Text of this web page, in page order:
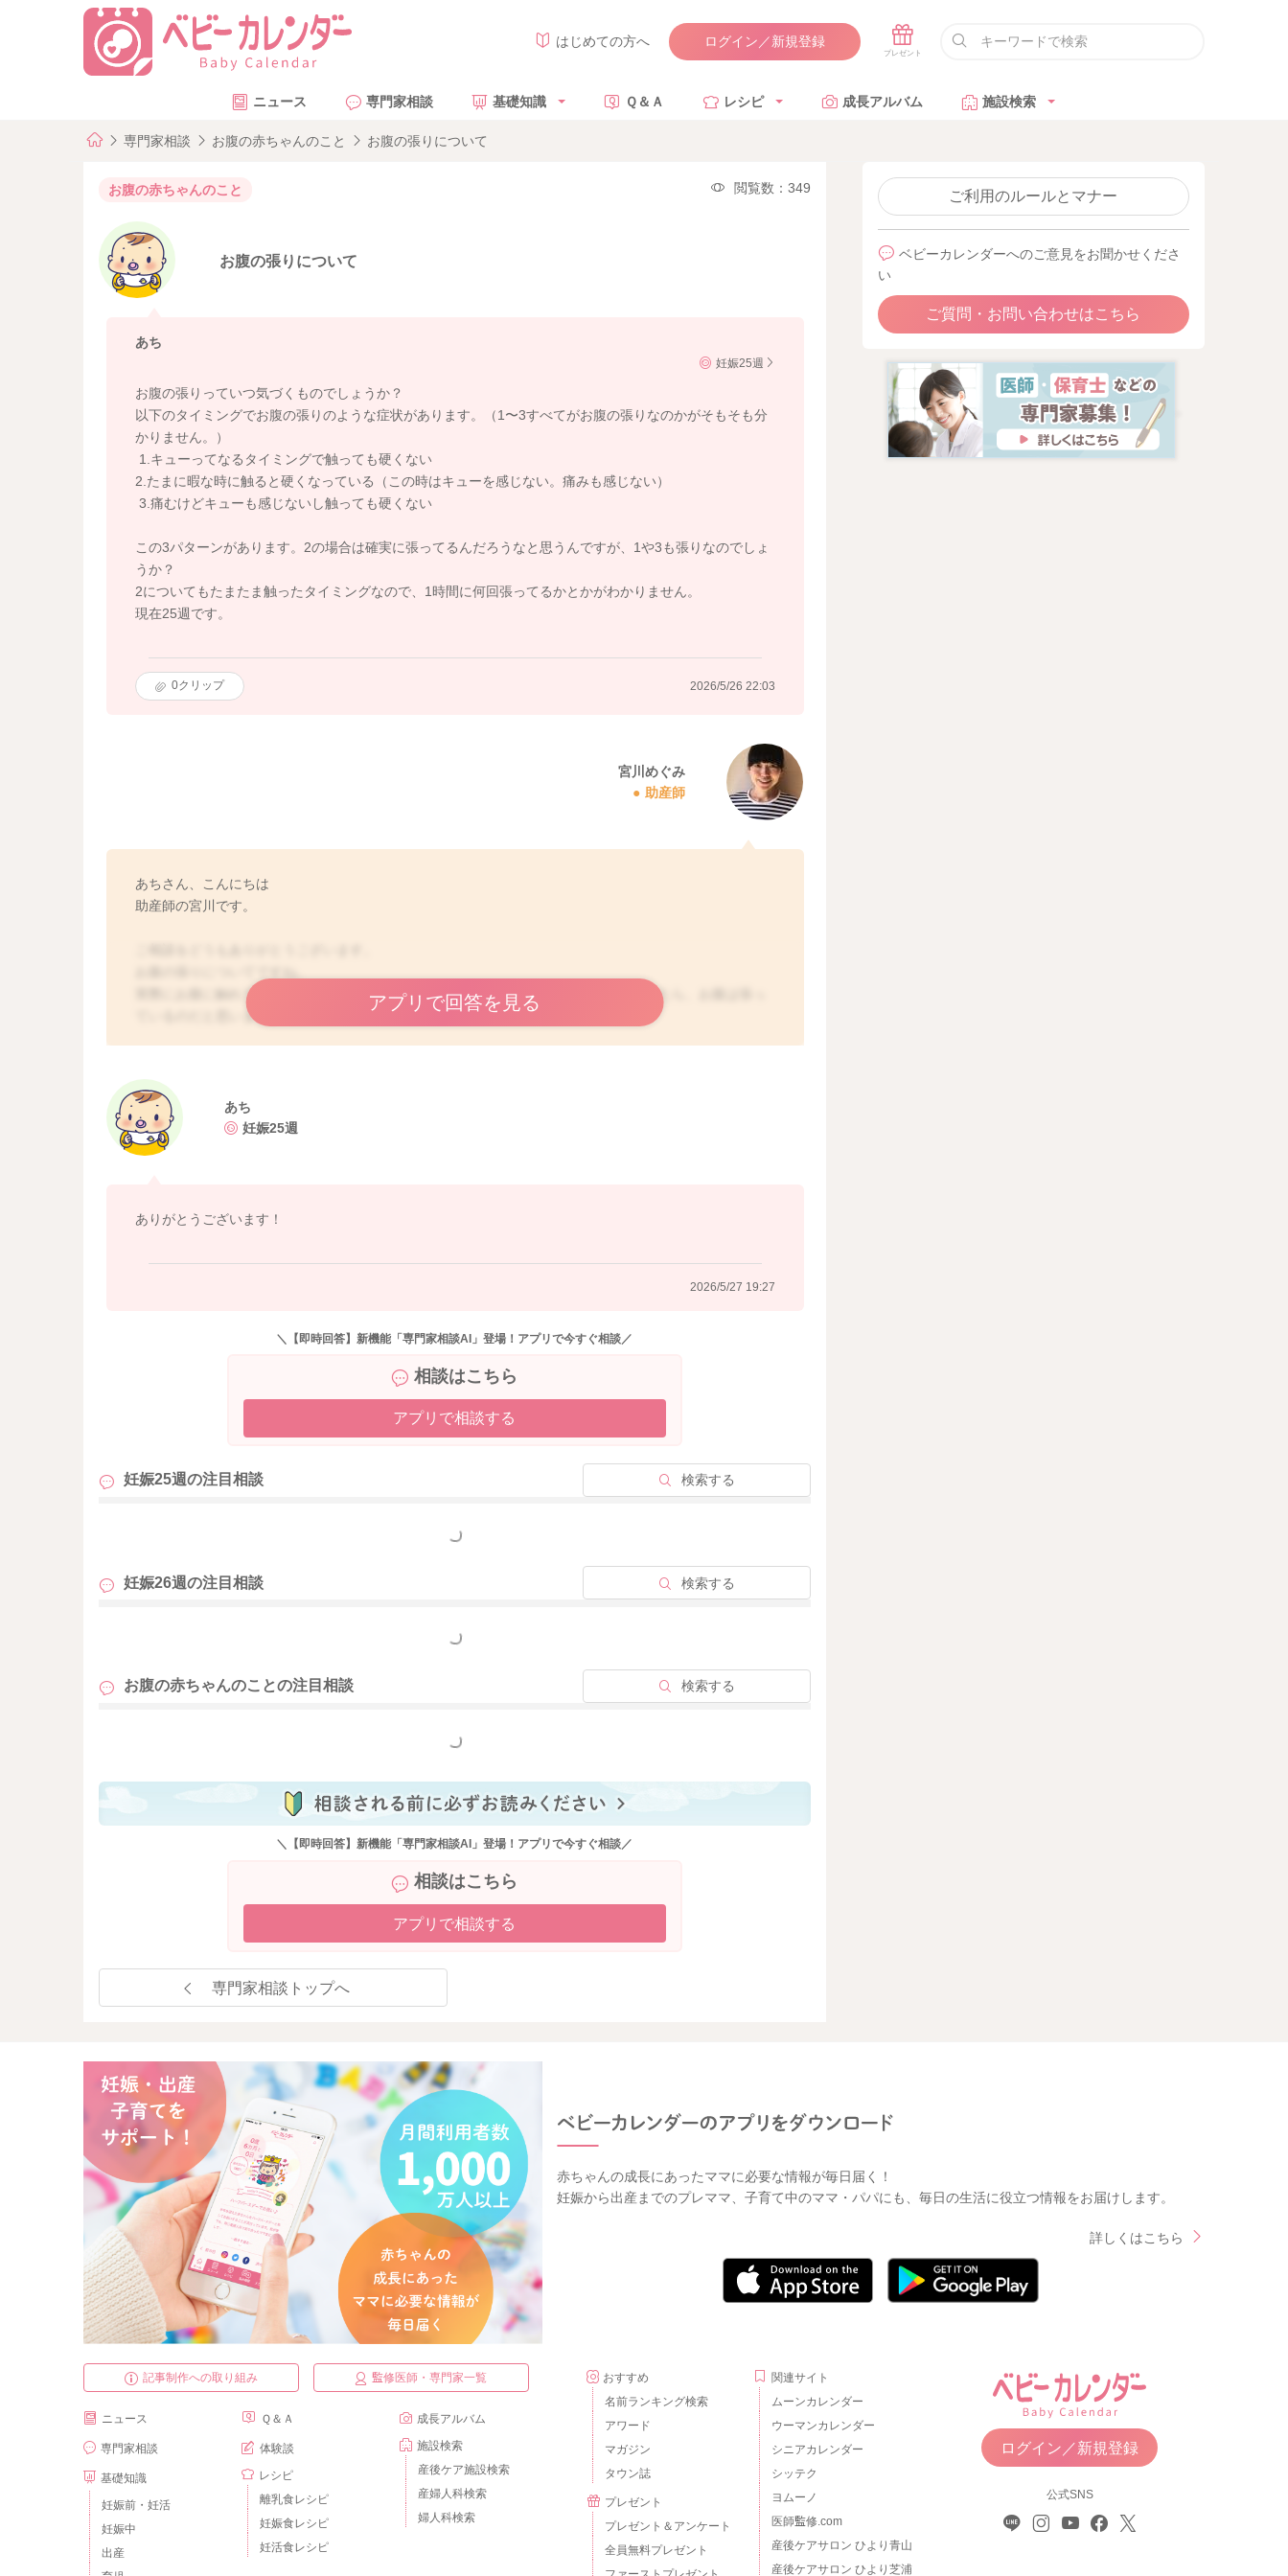
はじめての方へ ログイン／新規登録
ニュース 専門家相談 基礎知識 Ｑ＆Ａ レシピ 成長アルバム 施設検索
専門家相談 お腹の赤ちゃんのこと お腹の張りについて
お腹の赤ちゃんのこと 閲覧数：349
お腹の張りについて
あち
妊娠25週
お腹の張りっていつ気づくものでしょうか？
以下のタイミングでお腹の張りのような症状があります。（1〜3すべてがお腹の張りなのかがそもそも分
かりません。）
1.キューってなるタイミングで触っても硬くない
2.たまに暇な時に触ると硬くなっている（この時はキューを感じない。痛みも感じない）
3.痛むけどキューも感じないし触っても硬くない
この3パターンがあります。2の場合は確実に張ってるんだろうなと思うんですが、1や3も張りなのでしょ
うか？
2についてもたまたま触ったタイミングなので、1時間に何回張ってるかとかがわかりません。
現在25週です。
0クリップ 2026/5/26 22:03
宮川めぐみ
助産師
あちさん、こんにちは
助産師の宮川です。
実際にお腹に触れてみて、指が奥に入りにくいような硬さを感じることがあるようでしたら、お腹は張っ
ているのだと思います。
いずれも胎動により書かれていたような感じ方をしていたのかなと思いました。
引き続き様子を見ていただき、ちょこちょことお腹に触れてみて、硬くなっていると感じることが増えて
きた時には、かかりつけの先生へご相談なさってみてください。
アプリで回答を見る
あち
妊娠25週
ありがとうございます！
2026/5/27 19:27
＼【即時回答】新機能「専門家相談AI」登場！アプリで今すぐ相談／
相談はこちら
アプリで相談する
妊娠25週の注目相談 検索する
もっと見る
妊娠26週の注目相談 検索する
もっと見る
お腹の赤ちゃんのことの注目相談 検索する
もっと見る
＼【即時回答】新機能「専門家相談AI」登場！アプリで今すぐ相談／
相談はこちら
アプリで相談する
専門家相談トップへ
ご利用のルールとマナー
ベビーカレンダーへのご意見をお聞かせくださ
い
ご質問・お問い合わせはこちら
赤ちゃんの成長にあったママに必要な情報が毎日届く！
妊娠から出産までのプレママ、子育て中のママ・パパにも、毎日の生活に役立つ情報をお届けします。
詳しくはこちら
記事制作への取り組み 監修医師・専門家一覧
ニュース
専門家相談
基礎知識
妊娠前・妊活
妊娠中
出産
Ｑ＆Ａ
体験談
レシピ
離乳食レシピ
妊娠食レシピ
妊活食レシピ
成長アルバム
施設検索
産後ケア施設検索
産婦人科検索
婦人科検索
おすすめ
名前ランキング検索
アワード
マガジン
タウン誌
プレゼント
プレゼント＆アンケート
全員無料プレゼント
関連サイト
ムーンカレンダー
ウーマンカレンダー
シニアカレンダー
シッテク
ヨムーノ
医師監修.com
産後ケアサロン ひより青山
産後ケアサロン ひより芝浦
ログイン／新規登録
公式SNS